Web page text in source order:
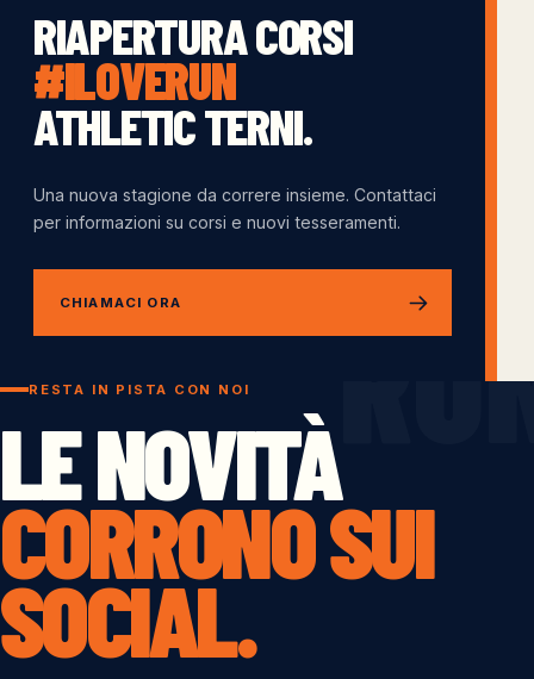
RIAPERTURA CORSI
#ILOVERUN
ATHLETIC TERNI.
Una nuova stagione da correre insieme. Contattaci
per informazioni su corsi e nuovi tesseramenti.
CHIAMACI ORA
RESTA IN PISTA CON NOI
LE NOVITÀ
CORRONO SUI
SOCIAL.